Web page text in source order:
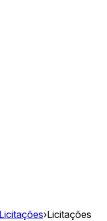
Licitações›Licitações